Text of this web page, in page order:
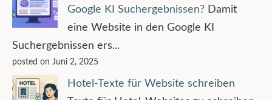
Google KI Suchergebnissen? Damit
eine Website in den Google KI
Suchergebnissen ers...
posted on Juni 2, 2025
Hotel-Texte für Website schreiben